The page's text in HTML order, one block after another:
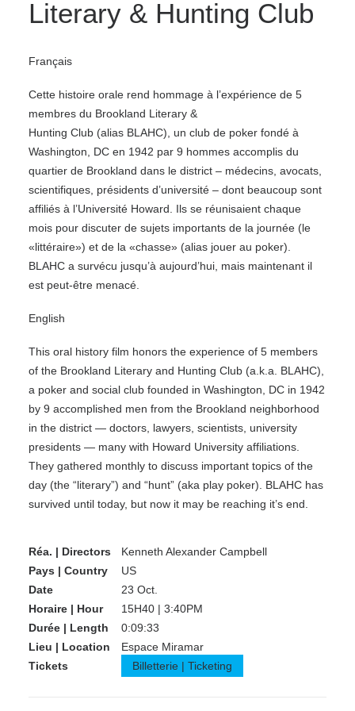
Literary & Hunting Club
Français
Cette histoire orale rend hommage à l’expérience de 5
membres du Brookland Literary &
Hunting Club (alias BLAHC), un club de poker fondé à
Washington, DC en 1942 par 9 hommes accomplis du
quartier de Brookland dans le district – médecins, avocats,
scientifiques, présidents d’université – dont beaucoup sont
affiliés à l’Université Howard. Ils se réunisaient chaque
mois pour discuter de sujets importants de la journée (le
«littéraire») et de la «chasse» (alias jouer au poker).
BLAHC a survécu jusqu’à aujourd’hui, mais maintenant il
est peut-être menacé.
English
​This oral history film honors the experience of 5 members
of the Brookland Literary and Hunting Club (a.k.a. BLAHC),
a poker and social club founded in Washington, DC in 1942
by 9 accomplished men from the Brookland neighborhood
in the district — doctors, lawyers, scientists, university
presidents — many with Howard University affiliations.
They gathered monthly to discuss important topics of the
day (the “literary”) and “hunt” (aka play poker). BLAHC has
survived until today, but now it may be reaching it’s end.
Réa. | Directors
Kenneth Alexander Campbell
Pays | Country
US
Date
23 Oct.
Horaire | Hour
15H40 | 3:40PM
Durée | Length
0:09:33
Lieu | Location
Espace Miramar
Tickets
Billetterie | Ticketing